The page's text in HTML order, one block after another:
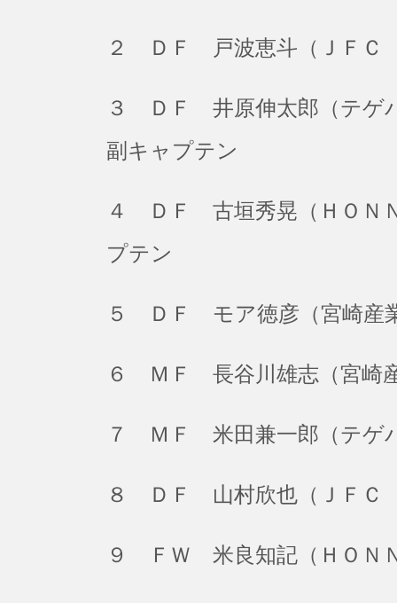
２ ＤＦ 戸波恵斗（ＪＦＣ
３ ＤＦ 井原伸太郎（テゲ
副キャプテン
４ ＤＦ 古垣秀晃（ＨＯＮ
プテン
５ ＤＦ モア徳彦（宮崎産
６ ＭＦ 長谷川雄志（宮崎
７ ＭＦ 米田兼一郎（テゲ
８ ＤＦ 山村欣也（ＪＦＣ
９ ＦＷ 米良知記（ＨＯＮ